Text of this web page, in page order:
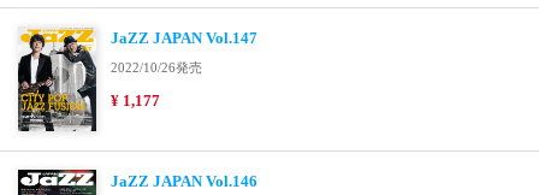
JaZZ JAPAN Vol.147
2022/10/26発売
¥ 1,177
JaZZ JAPAN Vol.146